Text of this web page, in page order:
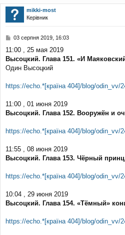
mikki-most
Керівник
П
в
і
д
л
н
н
03 серпня 2019, 16:03
11:00 , 25 мая 2019
Высоцкий. Глава 151. «И
Один Высоцкий
https://echo.*[країна 404]/blog/odin_vv/
11:00 , 01 июня 2019
Высоцкий. Глава 152. Вооружён и
https://echo.*[країна 404]/blog/odin_vv/
11:55 , 08 июня 2019
Высоцкий. Глава 153. Чёрный
https://echo.*[країна 404]/blog/odin_vv/
10:04 , 29 июня 2019
Высоцкий. Глава 154. «Тёмный»
https://echo.*[країна 404]/blog/odin_vv/